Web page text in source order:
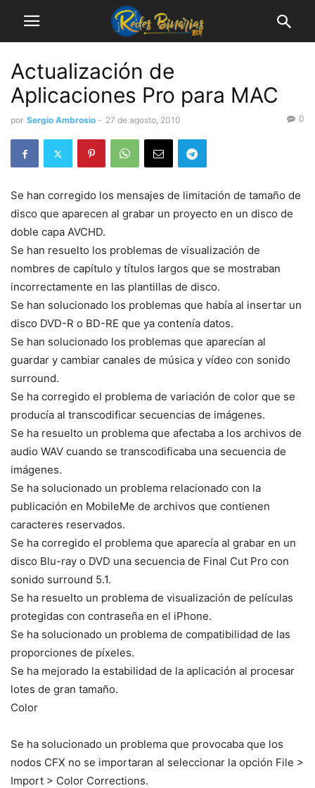
Actualización de
Aplicaciones Pro para MAC
por Sergio Ambrosio - 27 de agosto, 2010 0
Se han corregido los mensajes de limitación de tamaño de
disco que aparecen al grabar un proyecto en un disco de
doble capa AVCHD.
Se han resuelto los problemas de visualización de
nombres de capítulo y títulos largos que se mostraban
incorrectamente en las plantillas de disco.
Se han solucionado los problemas que había al insertar un
disco DVD-R o BD-RE que ya contenía datos.
Se han solucionado los problemas que aparecían al
guardar y cambiar canales de música y vídeo con sonido
surround.
Se ha corregido el problema de variación de color que se
producía al transcodificar secuencias de imágenes.
Se ha resuelto un problema que afectaba a los archivos de
audio WAV cuando se transcodificaba una secuencia de
imágenes.
Se ha solucionado un problema relacionado con la
publicación en MobileMe de archivos que contienen
caracteres reservados.
Se ha corregido el problema que aparecía al grabar en un
disco Blu-ray o DVD una secuencia de Final Cut Pro con
sonido surround 5.1.
Se ha resuelto un problema de visualización de películas
protegidas con contraseña en el iPhone.
Se ha solucionado un problema de compatibilidad de las
proporciones de píxeles.
Se ha mejorado la estabilidad de la aplicación al procesar
lotes de gran tamaño.
Color
Se ha solucionado un problema que provocaba que los
nodos CFX no se importaran al seleccionar la opción File >
Import > Color Corrections.